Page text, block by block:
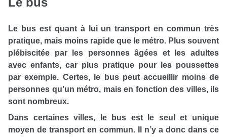
Le bus est quant à lui un transport en commun très
pratique, mais moins rapide que le métro. Plus souvent
plébiscitée par les personnes âgées et les adultes
avec enfants, car plus pratique pour les poussettes
par exemple. Certes, le bus peut accueillir moins de
personnes qu’un métro, mais en fonction des villes, ils
sont nombreux.
Dans certaines villes, le bus est le seul et unique
moyen de transport en commun. Il n’y a donc dans ce